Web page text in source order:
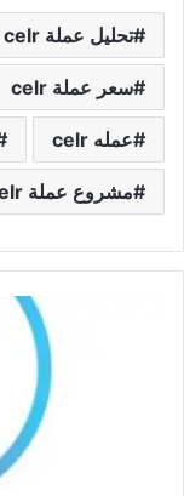
تحليل عملة celr
سعر عملة celr
عمله celr
مشروع عملة celr